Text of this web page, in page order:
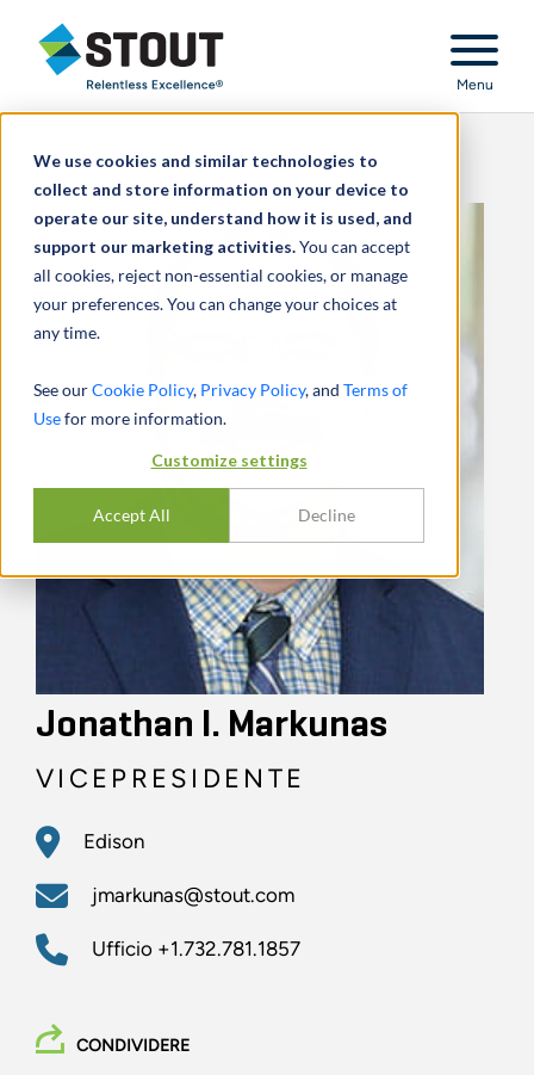
We use cookies and similar technologies to
collect and store information on your device to
operate our site, understand how it is used, and
support our marketing activities.You can accept
all cookies, reject non-essential cookies, or manage
your preferences. You can change your choices at
any time.
See ourCookie Policy, Privacy Policy, and Terms of
Usefor more information.
Customize settings
Accept All Decline
Stout Relentless Excellence
Menu
Jonathan I. Markunas
VICEPRESIDENTE
Edison
jmarkunas@stout.com
Ufficio +1.732.781.1857
CONDIVIDERE